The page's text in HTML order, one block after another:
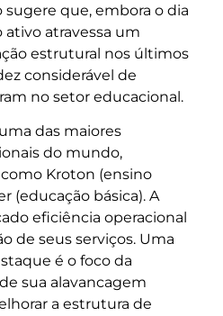
que, embora o dia
ativo atravessa um
estrutural nos últimos
considerável de
no setor educacional.
das maiores
do mundo,
Kroton (ensino
(educação básica). A
eficiência operacional
de seus serviços. Uma
é o foco da
sua alavancagem
a estrutura de